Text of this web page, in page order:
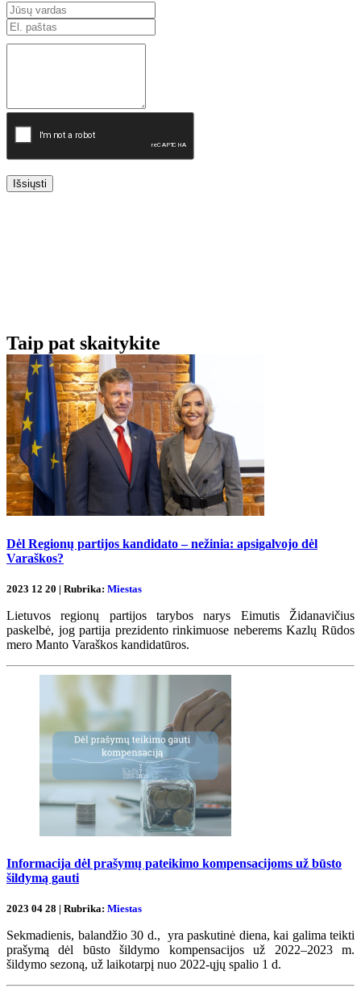
Išsiųsti
Taip pat skaitykite
Dėl Regionų partijos kandidato – nežinia: apsigalvojo dėl
Varaškos?
2023 12 20 | Rubrika: Miestas
Lietuvos regionų partijos tarybos narys Eimutis Židanavičius
paskelbė, jog partija prezidento rinkimuose neberems Kazlų Rūdos
mero Manto Varaškos kandidatūros.
Informacija dėl prašymų pateikimo kompensacijoms už būsto
šildymą gauti
2023 04 28 | Rubrika: Miestas
Sekmadienis, balandžio 30 d., yra paskutinė diena, kai galima teikti
prašymą dėl būsto šildymo kompensacijos už 2022–2023 m.
šildymo sezoną, už laikotarpį nuo 2022-ųjų spalio 1 d.